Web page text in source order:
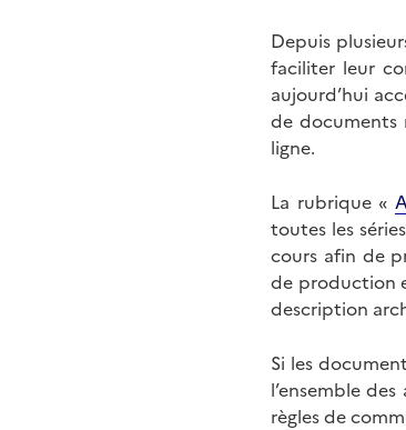
Depuis
faciliter leur
aujourd’hui
de documents
ligne.
La rubrique «
toutes les
cours afin de
de production
description
Si les
l’ensemble
règles de